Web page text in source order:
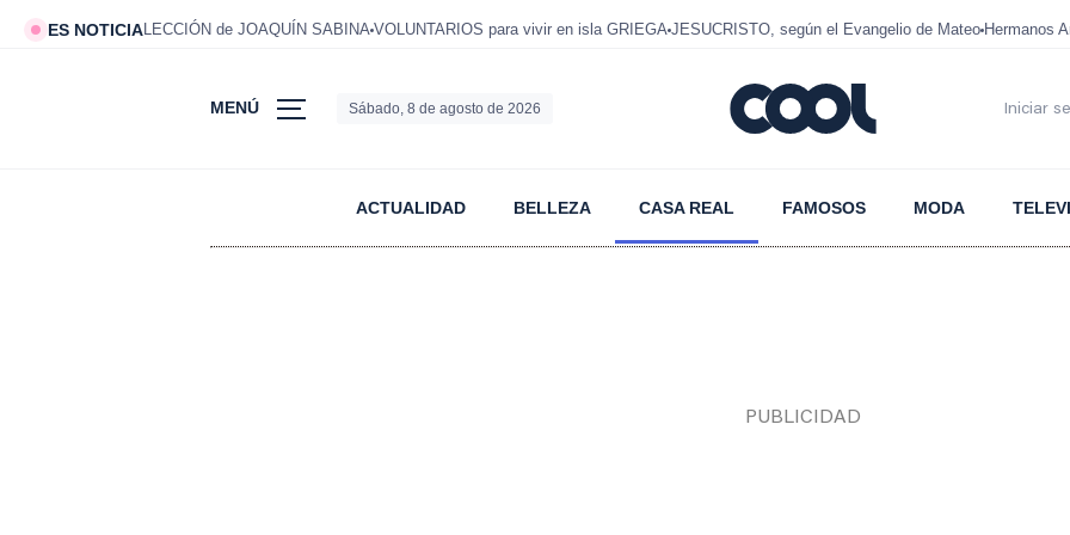
ES NOTICIALECCIÓN de JOAQUÍN SABINA VOLUNTARIOS para vivir en isla GRIEGA JESUCRISTO, según el Evangelio de Mateo Hermanos
MENÚ Sábado, 8 de agosto de 2026 Iniciar
ACTUALIDAD BELLEZA CASA REAL FAMOSOS MODA